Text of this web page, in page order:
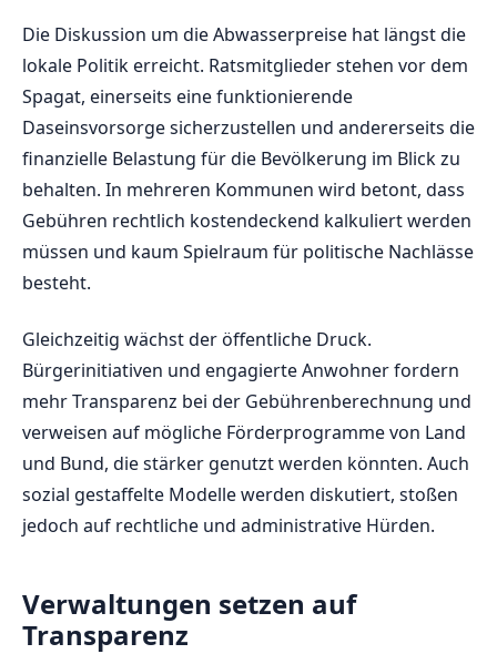
Die Diskussion um die Abwasserpreise hat längst die
lokale Politik erreicht. Ratsmitglieder stehen vor dem
Spagat, einerseits eine funktionierende
Daseinsvorsorge sicherzustellen und andererseits die
finanzielle Belastung für die Bevölkerung im Blick zu
behalten. In mehreren Kommunen wird betont, dass
Gebühren rechtlich kostendeckend kalkuliert werden
müssen und kaum Spielraum für politische Nachlässe
besteht.
Gleichzeitig wächst der öffentliche Druck.
Bürgerinitiativen und engagierte Anwohner fordern
mehr Transparenz bei der Gebührenberechnung und
verweisen auf mögliche Förderprogramme von Land
und Bund, die stärker genutzt werden könnten. Auch
sozial gestaffelte Modelle werden diskutiert, stoßen
jedoch auf rechtliche und administrative Hürden.
Verwaltungen setzen auf
Transparenz